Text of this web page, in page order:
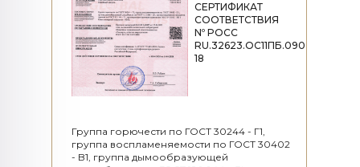
Группа горючести по ГОСТ 30244 - Г1,
группа воспламеняемости по ГОСТ 30402
- B1, группа дымообразующей
СЕРТИФИКАТ
СООТВЕТСТВИЯ
Nº POCC
RU.32623.OC11ПБ.090
18